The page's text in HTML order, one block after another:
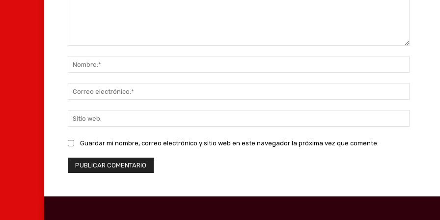
web:
Guardar mi nombre, correo electrónico y sitio web en este navegador la próxima vez que comente.